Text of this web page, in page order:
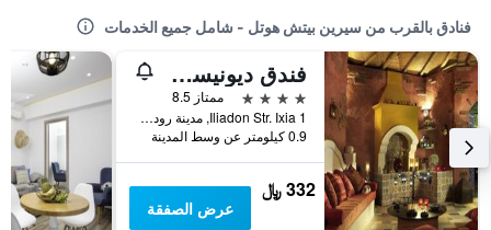
فنادق بالقرب من سيرين بيتش هوتل - شامل جميع الخدمات
فندق ديونيسوس
4 نجوم
ممتاز 8.5
1 Iliadon Str. Ixia, مدينة رودس, اليونان
0.9 كيلومتر عن وسط المدينة
332 ﷼
عرض الصفقة